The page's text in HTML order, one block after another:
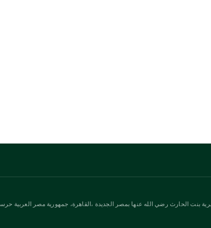
بنت الحارث رضي الله عنها بمصر الجديدة ،القاهرة، جمهورية مصر العربية